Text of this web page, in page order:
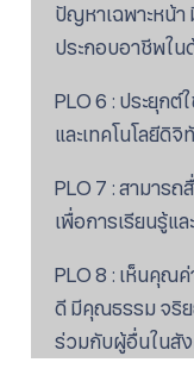
ปัญหาเฉพาะหน้
ประกอบอาชีพใน
PLO 6 : ประยุก
และเทคโนโลยีดิ
PLO 7 : สามารถ
เพื่อการเรียนรู้แ
PLO 8 : เห็นคุณ
ดี มีคุณธรรม จริย
ร่วมกับผู้อื่นในสั